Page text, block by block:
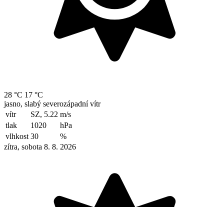
28 °C 17 °C
jasno, slabý severozápadní vítr
vítr
SZ, 5.22 m/s
tlak
1020
hPa
vlhkost 30
%
zítra, sobota 8. 8. 2026